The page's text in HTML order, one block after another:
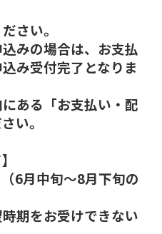
さい。
みの場合は、お支払
み受付完了となりま
ある「お支払い・配
い。
6月中旬～8月下旬の
期をお受けできない